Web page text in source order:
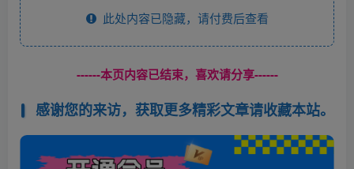
此处内容已隐藏，请付费后查看
------本页内容已结束，喜欢请分享------
感谢您的来访，获取更多精彩文章请收藏本站。